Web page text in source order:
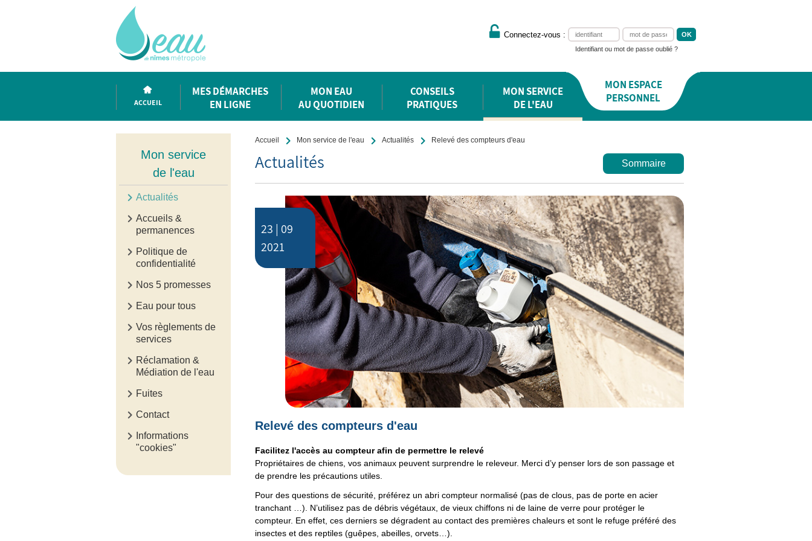
Connectez-vous :
Identifiant ou mot de passe oublié ?
ACCUEIL
MES DÉMARCHES
EN LIGNE
MON EAU
AU QUOTIDIEN
CONSEILS
PRATIQUES
MON SERVICE
DE L'EAU
MON ESPACE
PERSONNEL
Mon service
de l'eau
Actualités
Accueils &
permanences
Politique de
confidentialité
Nos 5 promesses
Eau pour tous
Vos règlements de
services
Réclamation &
Médiation de l'eau
Fuites
Contact
Informations
"cookies"
Accueil Mon service de l'eau Actualités Relevé des compteurs d'eau
Actualités Sommaire
23 | 09
2021
Relevé des compteurs d'eau
Facilitez l'accès au compteur afin de permettre le relevé
Propriétaires de chiens, vos animaux peuvent surprendre le releveur. Merci d’y penser lors de son passage et
de prendre les précautions utiles.
Pour des questions de sécurité, préférez un abri compteur normalisé (pas de clous, pas de porte en acier
tranchant …). N’utilisez pas de débris végétaux, de vieux chiffons ni de laine de verre pour protéger le
compteur. En effet, ces derniers se dégradent au contact des premières chaleurs et sont le refuge préféré des
insectes et des reptiles (guêpes, abeilles, orvets…).